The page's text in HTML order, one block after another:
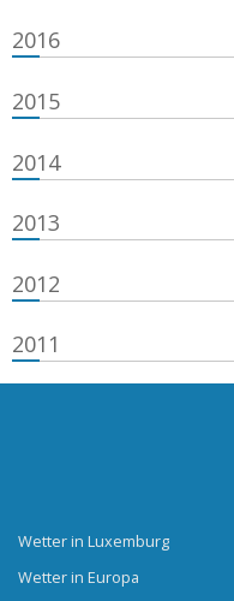
2016
2015
2014
2013
2012
2011
Wetter in Luxemburg
Wetter in Europa